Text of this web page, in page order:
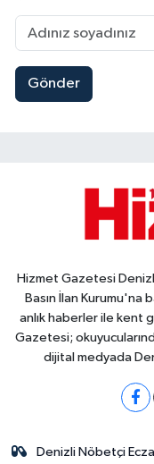
Gönder
Hizmet Gazetesi
Basın İlan Kurumu'na
anlık haberler ile kent
Gazetesi;
dijital medyada
Denizli Nöbetçi